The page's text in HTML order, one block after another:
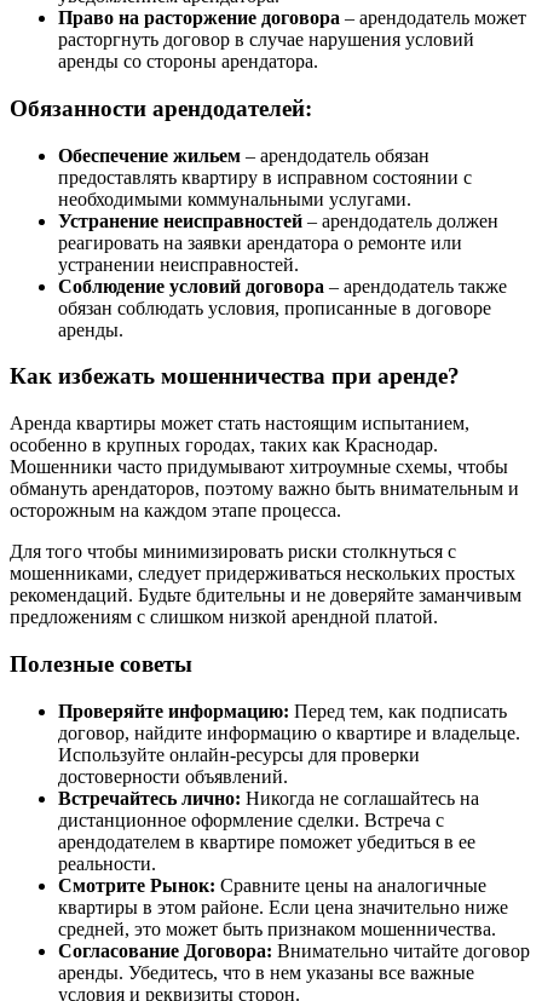
Право на расторжение договора – арендодатель может
расторгнуть договор в случае нарушения условий
аренды со стороны арендатора.
Обязанности арендодателей:
Обеспечение жильем – арендодатель обязан
предоставлять квартиру в исправном состоянии с
необходимыми коммунальными услугами.
Устранение неисправностей – арендодатель должен
реагировать на заявки арендатора о ремонте или
устранении неисправностей.
Соблюдение условий договора – арендодатель также
обязан соблюдать условия, прописанные в договоре
аренды.
Как избежать мошенничества при аренде?
Аренда квартиры может стать настоящим испытанием,
особенно в крупных городах, таких как Краснодар.
Мошенники часто придумывают хитроумные схемы, чтобы
обмануть арендаторов, поэтому важно быть внимательным и
осторожным на каждом этапе процесса.
Для того чтобы минимизировать риски столкнуться с
мошенниками, следует придерживаться нескольких простых
рекомендаций. Будьте бдительны и не доверяйте заманчивым
предложениям с слишком низкой арендной платой.
Полезные советы
Проверяйте информацию: Перед тем, как подписать
договор, найдите информацию о квартире и владельце.
Используйте онлайн-ресурсы для проверки
достоверности объявлений.
Встречайтесь лично: Никогда не соглашайтесь на
дистанционное оформление сделки. Встреча с
арендодателем в квартире поможет убедиться в ее
реальности.
Смотрите Рынок: Сравните цены на аналогичные
квартиры в этом районе. Если цена значительно ниже
средней, это может быть признаком мошенничества.
Согласование Договора: Внимательно читайте договор
аренды. Убедитесь, что в нем указаны все важные
условия и реквизиты сторон.